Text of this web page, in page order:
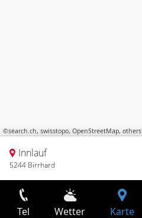
©search.ch, swisstopo, OpenStreetMap, others
Innlauf
5244 Birrhard
Tel Wetter Karte